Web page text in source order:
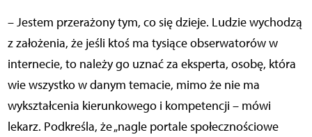
– Jestem przerażony tym, co się dzieje. Ludzie wychodzą
z założenia, że jeśli ktoś ma tysiące obserwatorów w
internecie, to należy go uznać za eksperta, osobę, która
wie wszystko w danym temacie, mimo że nie ma
wykształcenia kierunkowego i kompetencji – mówi
lekarz. Podkreśla, że „nagle portale społecznościowe